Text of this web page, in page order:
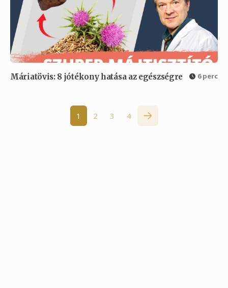
Máriatövis: 8 jótékony hatása az egészségre 6 perc
1 2 3 4